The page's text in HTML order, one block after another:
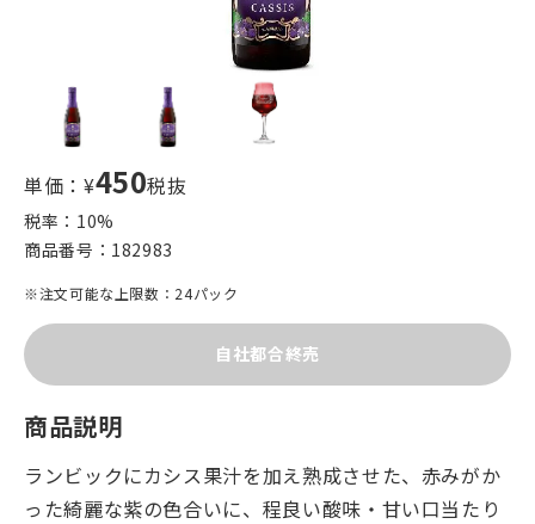
単価：¥450税抜
税率： 10%
商品番号： 182983
※注文可能な上限数：24パック
自社都合終売
商品説明
ランビックにカシス果汁を加え熟成させた、赤みがか
った綺麗な紫の色合いに、程良い酸味・甘い口当たり